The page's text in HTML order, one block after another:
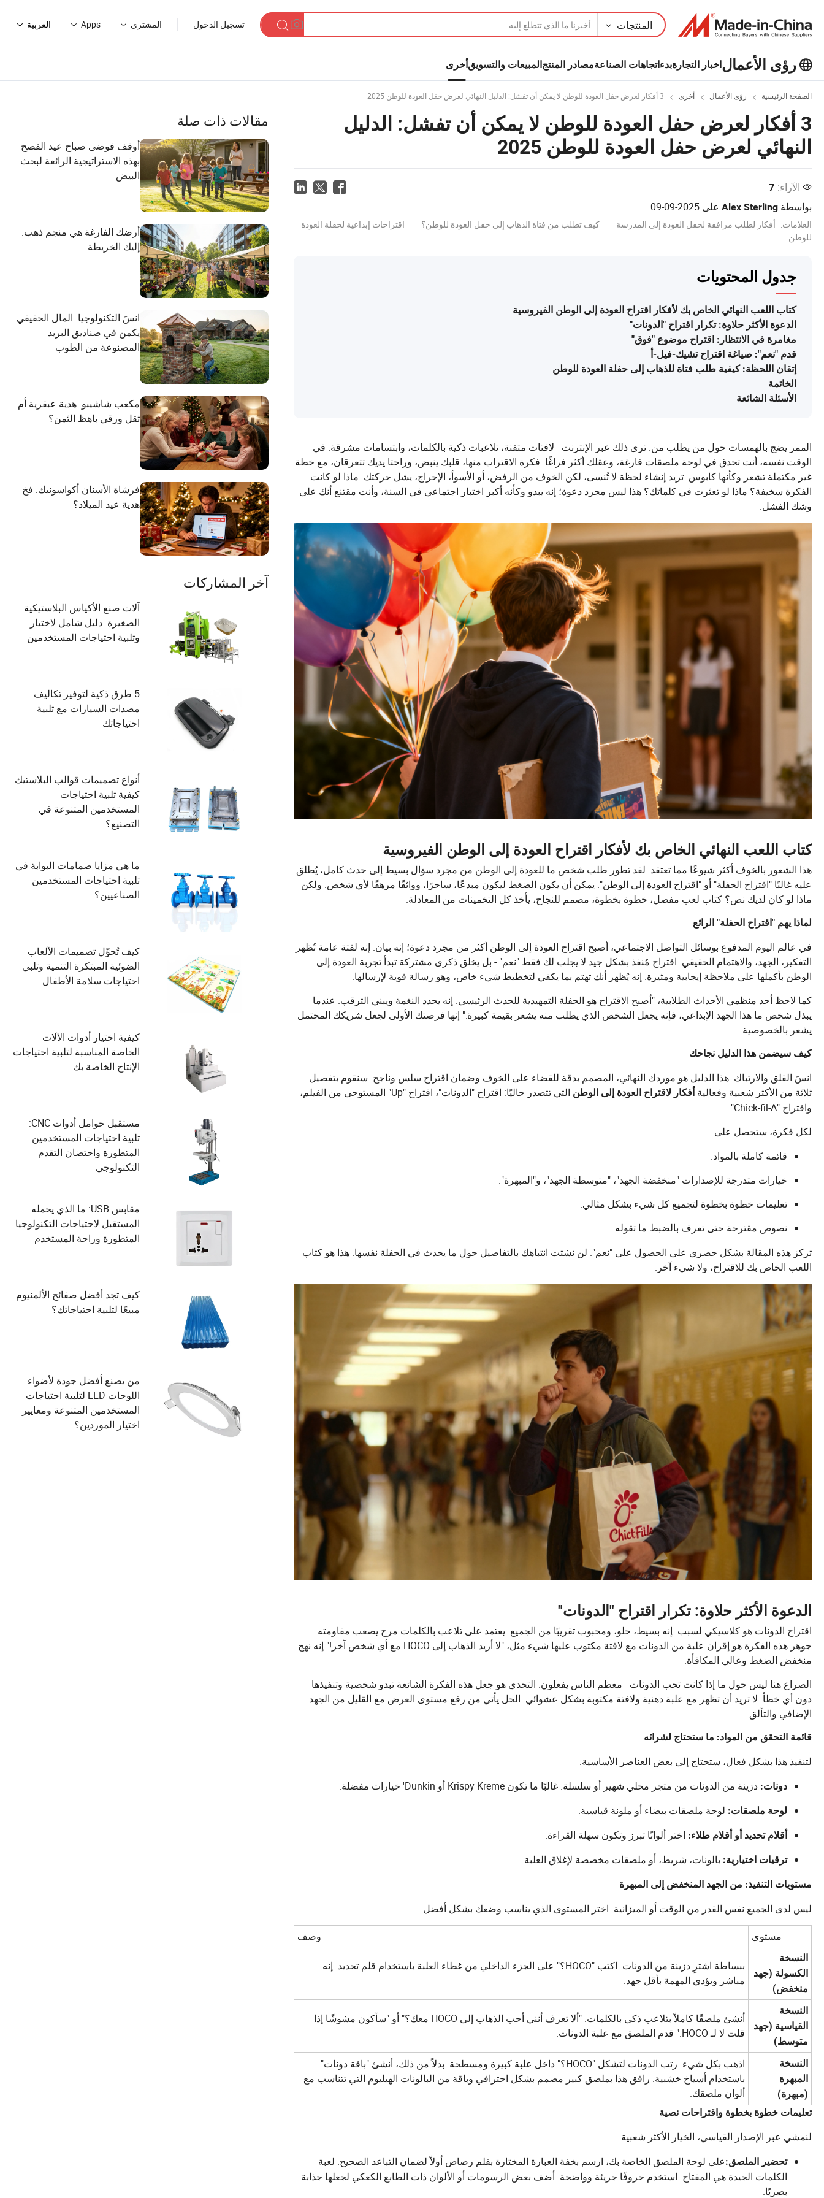
المنتجات تسجيل الدخول المشتري Apps العربية
رؤى الأعمالاخبار التجارةبدءاتجاهات الصناعةمصادر المنتجالمبيعات والتسويقأخرى
استكشف المزيد من المقالات الشهيرة
على رؤى الأعمال!
عرض المزيد
الصفحة الرئيسية رؤى الأعمال أخرى 3 أفكار لعرض حفل العودة للوطن لا يمكن أن تفشل: الدليل النهائي لعرض حفل العودة للوطن 2025
3 أفكار لعرض حفل العودة للوطن لا يمكن أن تفشل: الدليل
النهائي لعرض حفل العودة للوطن 2025
الآراء: 7
بواسطة Alex Sterling على 2025-09-09
العلامات: أفكار لطلب مرافقة لحفل العودة إلى المدرسة كيف تطلب من فتاة الذهاب إلى حفل العودة للوطن؟
اقتراحات إبداعية لحفلة العودة
للوطن
جدول المحتويات
كتاب اللعب النهائي الخاص بك لأفكار اقتراح العودة إلى الوطن الفيروسية
الدعوة الأكثر حلاوة: تكرار اقتراح "الدونات"
مغامرة في الانتظار: اقتراح موضوع "فوق"
قدم "نعم": صياغة اقتراح تشيك-فيل-أ
إتقان اللحظة: كيفية طلب فتاة للذهاب إلى حفلة العودة للوطن
الخاتمة
الأسئلة الشائعة
الممر يضج بالهمسات حول من يطلب من. ترى ذلك عبر الإنترنت - لافتات متقنة، تلاعبات ذكية بالكلمات، وابتسامات مشرقة. في
الوقت نفسه، أنت تحدق في لوحة ملصقات فارغة، وعقلك أكثر فراغًا. فكرة الاقتراب منها، قلبك ينبض، وراحتا يديك تتعرقان، مع خطة
غير مكتملة تشعر وكأنها كابوس. تريد إنشاء لحظة لا تُنسى، لكن الخوف من الرفض، أو الأسوأ، الإحراج، يشل حركتك. ماذا لو كانت
الفكرة سخيفة؟ ماذا لو تعثرت في كلماتك؟ هذا ليس مجرد دعوة؛ إنه يبدو وكأنه أكبر اختبار اجتماعي في السنة، وأنت مقتنع أنك على
وشك الفشل.
كتاب اللعب النهائي الخاص بك لأفكار اقتراح العودة إلى الوطن الفيروسية
هذا الشعور بالخوف أكثر شيوعًا مما تعتقد. لقد تطور طلب شخص ما للعودة إلى الوطن من مجرد سؤال بسيط إلى حدث كامل، يُطلق
عليه غالبًا "اقتراح الحفلة" أو "اقتراح العودة إلى الوطن". يمكن أن يكون الضغط ليكون مبدعًا، ساحرًا، وواثقًا مرهقًا لأي شخص. ولكن
ماذا لو كان لديك نص؟ كتاب لعب مفصل، خطوة بخطوة، مصمم للنجاح، يأخذ كل التخمينات من المعادلة.
لماذا يهم "اقتراح الحفلة" الرائع
في عالم اليوم المدفوع بوسائل التواصل الاجتماعي، أصبح اقتراح العودة إلى الوطن أكثر من مجرد دعوة؛ إنه بيان. إنه لفتة عامة تُظهر
التفكير، الجهد، والاهتمام الحقيقي. اقتراح مُنفذ بشكل جيد لا يجلب لك فقط "نعم" - بل يخلق ذكرى مشتركة تبدأ تجربة العودة إلى
الوطن بأكملها على ملاحظة إيجابية ومثيرة. إنه يُظهر أنك تهتم بما يكفي لتخطيط شيء خاص، وهو رسالة قوية لإرسالها.
كما لاحظ أحد منظمي الأحداث الطلابية، "أصبح الاقتراح هو الحفلة التمهيدية للحدث الرئيسي. إنه يحدد النغمة ويبني الترقب. عندما
يبذل شخص ما هذا الجهد الإبداعي، فإنه يجعل الشخص الذي يطلب منه يشعر بقيمة كبيرة." إنها فرصتك الأولى لجعل شريكك المحتمل
يشعر بالخصوصية.
كيف سيضمن هذا الدليل نجاحك
انسَ القلق والارتباك. هذا الدليل هو موردك النهائي، المصمم بدقة للقضاء على الخوف وضمان اقتراح سلس وناجح. سنقوم بتفصيل
ثلاثة من الأكثر شعبية وفعاليةأفكار لاقتراح العودة إلى الوطن
التي تتصدر حاليًا: اقتراح "الدونات"، اقتراح "Up" المستوحى من الفيلم،
واقتراح "Chick-fil-A".
لكل فكرة، ستحصل على:
قائمة كاملة بالمواد.
خيارات متدرجة للإصدارات "منخفضة الجهد"، "متوسطة الجهد"، و"المبهرة".
تعليمات خطوة بخطوة لتجميع كل شيء بشكل مثالي.
نصوص مقترحة حتى تعرف بالضبط ما تقوله.
تركز هذه المقالة بشكل حصري على الحصول على "نعم". لن نشتت انتباهك بالتفاصيل حول ما يحدث في الحفلة نفسها. هذا هو كتاب
اللعب الخاص بك للاقتراح، ولا شيء آخر.
الدعوة الأكثر حلاوة: تكرار اقتراح "الدونات"
اقتراح الدونات هو كلاسيكي لسبب: إنه بسيط، حلو، ومحبوب تقريبًا من الجميع. يعتمد على تلاعب بالكلمات مرح يصعب مقاومته.
جوهر هذه الفكرة هو إقران علبة من الدونات مع لافتة مكتوب عليها شيء مثل، "لا أريد الذهاب إلى HOCO مع أي شخص آخر!" إنه نهج
منخفض الضغط وعالي المكافأة.
الصراع هنا ليس حول ما إذا كانت تحب الدونات - معظم الناس يفعلون. التحدي هو جعل هذه الفكرة الشائعة تبدو شخصية وتنفيذها
دون أي خطأ. لا تريد أن تظهر مع علبة دهنية ولافتة مكتوبة بشكل عشوائي. الحل يأتي من رفع مستوى العرض مع القليل من الجهد
الإضافي والتألق.
قائمة التحقق من المواد: ما ستحتاج لشرائه
لتنفيذ هذا بشكل فعال، ستحتاج إلى بعض العناصر الأساسية.
دونات: دزينة من الدونات من متجر محلي شهير أو سلسلة. غالبًا ما تكون Krispy Kreme أو Dunkin' خيارات مفضلة.
لوحة ملصقات: لوحة ملصقات بيضاء أو ملونة قياسية.
أقلام تحديد أو أقلام طلاء: اختر ألوانًا تبرز وتكون سهلة القراءة.
ترقيات اختيارية: بالونات، شريط، أو ملصقات مخصصة لإغلاق العلبة.
مستويات التنفيذ: من الجهد المنخفض إلى المبهرة
ليس لدى الجميع نفس القدر من الوقت أو الميزانية. اختر المستوى الذي يناسب وضعك بشكل أفضل.
مستوى وصف
النسخة
الكسولة (جهد
منخفض)
ببساطة اشترِ دزينة من الدونات. اكتب "HOCO؟" على الجزء الداخلي من غطاء العلبة باستخدام قلم تحديد. إنه
مباشر ويؤدي المهمة بأقل جهد.
النسخة
القياسية (جهد
متوسط)
أنشئ ملصقًا كاملاً بتلاعب ذكي بالكلمات. "ألا تعرف أنني أحب الذهاب إلى HOCO معك؟" أو "سأكون مشوشًا إذا
قلت لا لـ HOCO." قدم الملصق مع علبة الدونات.
النسخة
المبهرة
(مبهرة)
اذهب بكل شيء. رتب الدونات لتشكل "HOCO؟" داخل علبة كبيرة ومسطحة. بدلاً من ذلك، أنشئ "باقة دونات"
باستخدام أسياخ خشبية. رافق هذا بملصق كبير مصمم بشكل احترافي وباقة من البالونات الهيليوم التي تتناسب مع
ألوان ملصقك.
تعليمات خطوة بخطوة واقتراحات نصية
لنمشي عبر الإصدار القياسي، الخيار الأكثر شعبية.
تحضير الملصق:على لوحة الملصق الخاصة بك، ارسم بخفة العبارة المختارة بقلم رصاص أولاً لضمان التباعد الصحيح. لعبة
الكلمات الجيدة هي المفتاح. استخدم حروفًا جريئة وواضحة. أضف بعض الرسومات أو الألوان ذات الطابع الكعكي لجعلها جذابة
بصريًا.
مقالات ذات صلة
أوقف فوضى صباح عيد الفصح
بهذه الاستراتيجية الرائعة لبحث
البيض
أرضك الفارغة هي منجم ذهب.
إليك الخريطة.
انسَ التكنولوجيا: المال الحقيقي
يكمن في صناديق البريد
المصنوعة من الطوب
مكعب شاشيبو: هدية عبقرية أم
ثقل ورقي باهظ الثمن؟
فرشاة الأسنان أكواسونيك: فخ
هدية عيد الميلاد؟
آخر المشاركات
آلات صنع الأكياس البلاستيكية
الصغيرة: دليل شامل لاختيار
وتلبية احتياجات المستخدمين
5 طرق ذكية لتوفير تكاليف
مصدات السيارات مع تلبية
احتياجاتك
أنواع تصميمات قوالب البلاستيك:
كيفية تلبية احتياجات
المستخدمين المتنوعة في
التصنيع؟
ما هي مزايا صمامات البوابة في
تلبية احتياجات المستخدمين
الصناعيين؟
كيف تُحوِّل تصميمات الألعاب
الضوئية المبتكرة التنمية وتلبي
احتياجات سلامة الأطفال
كيفية اختيار أدوات الآلات
الخاصة المناسبة لتلبية احتياجات
الإنتاج الخاصة بك
مستقبل حوامل أدوات CNC:
تلبية احتياجات المستخدمين
المتطورة واحتضان التقدم
التكنولوجي
مقابس USB: ما الذي يحمله
المستقبل لاحتياجات التكنولوجيا
المتطورة وراحة المستخدم
كيف تجد أفضل صفائح الألمنيوم
مبيعًا لتلبية احتياجاتك؟
من يصنع أفضل جودة لأضواء
اللوحات LED لتلبية احتياجات
المستخدمين المتنوعة ومعايير
اختيار الموردين؟